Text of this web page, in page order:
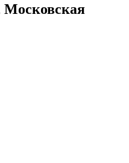
Московская